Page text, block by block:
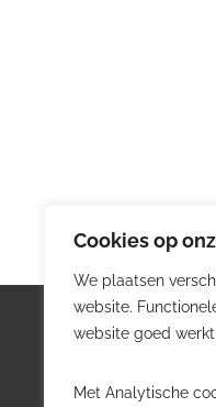
Cookies op
We plaatsen
website.
website goed werkt.
Met Analytische
Logistiek.be